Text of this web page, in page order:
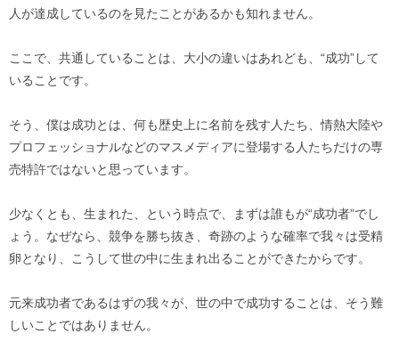
人が達成しているのを見たことがあるかも知れません。
ここで、共通していることは、大小の違いはあれども、“成功”して
いることです。
そう、僕は成功とは、何も歴史上に名前を残す人たち、情熱大陸や
プロフェッショナルなどのマスメディアに登場する人たちだけの専
売特許ではないと思っています。
少なくとも、生まれた、という時点で、まずは誰もが“成功者”でし
ょう。なぜなら、競争を勝ち抜き、奇跡のような確率で我々は受精
卵となり、こうして世の中に生まれ出ることができたからです。
元来成功者であるはずの我々が、世の中で成功することは、そう難
しいことではありません。